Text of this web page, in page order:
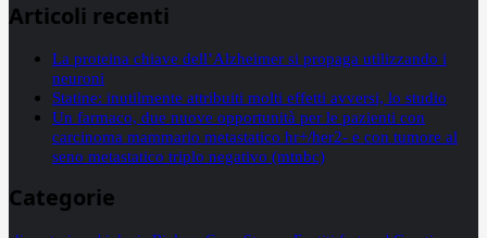
Articoli recenti
La proteina chiave dell’Alzheimer si propaga utilizzando i
neuroni
Statine: inutilmente attribuiti molti effetti avversi, lo studio
Un farmaco, due nuove opportunità per le pazienti con
carcinoma mammario metastatico hr+/her2- e con tumore al
seno metastatico triplo negativo (mtnbc)
Categorie